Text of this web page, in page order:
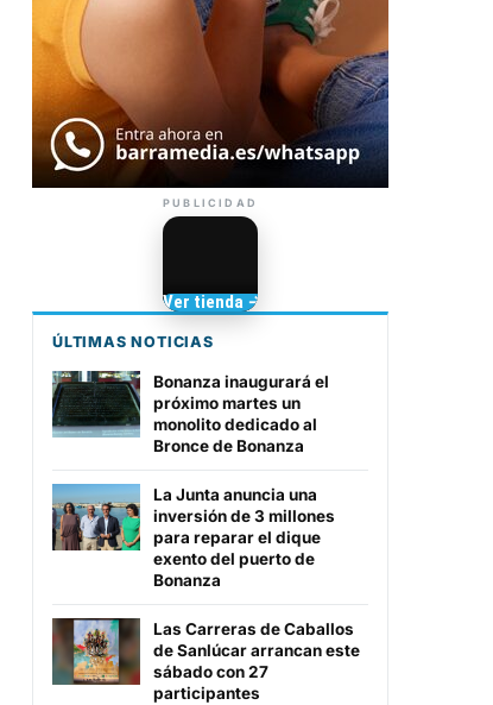
PUBLICIDAD
TIENDA DE
BARRAMEDIA
Camisetas de Sanlúcar
Ver tienda →
ÚLTIMAS NOTICIAS
Bonanza inaugurará el
próximo martes un
monolito dedicado al
Bronce de Bonanza
La Junta anuncia una
inversión de 3 millones
para reparar el dique
exento del puerto de
Bonanza
Las Carreras de Caballos
de Sanlúcar arrancan este
sábado con 27
participantes